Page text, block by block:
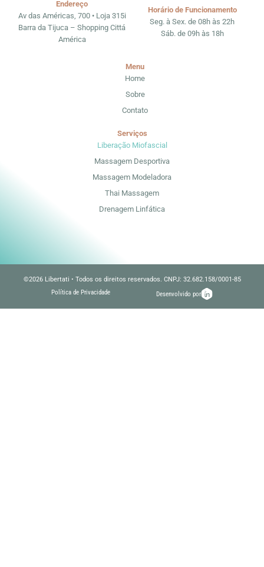
Menu
Home
Sobre
Contato
Serviços
Liberação Miofascial
Massagem Desportiva
Massagem Modeladora
Thai Massagem
Drenagem Linfática
Endereço
Av das Américas, 700 • Loja 315i
Barra da Tijuca – Shopping Cittá
América
Horário de Funcionamento
Seg. à Sex. de 08h às 22h
Sáb. de 09h às 18h
©2026 Libertati • Todos os direitos reservados. CNPJ: 32.682.158/0001-85
Política de Privacidade
Desenvolvido por